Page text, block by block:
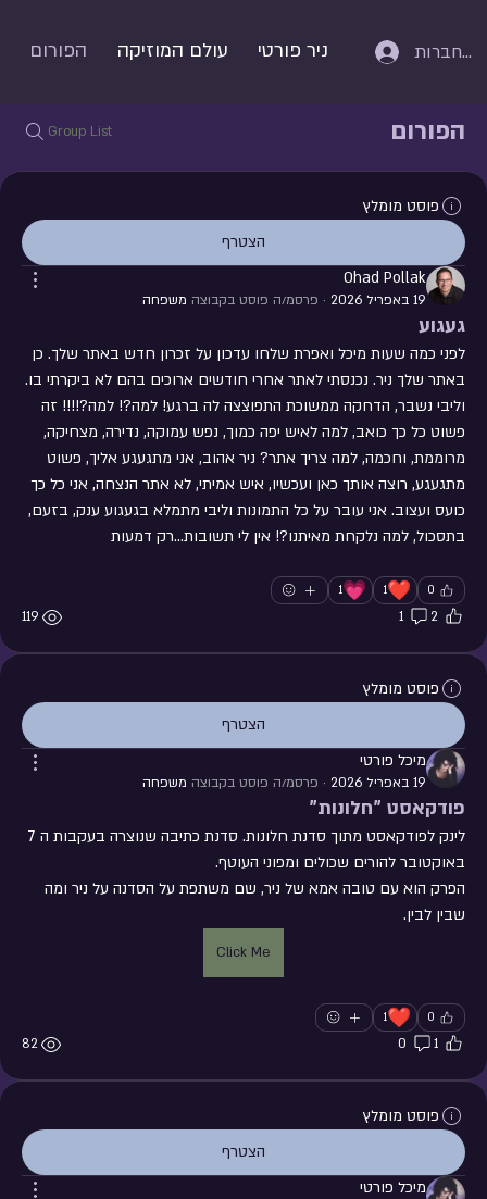
הפורום עולם המוזיקה ניר פורטי התחברות
הפורום Group List
פוסט מומלץ
הצטרף
Ohad Pollak
19 באפריל 2026 · פרסמ/ה פוסט בקבוצה משפחה
געגוע
בתסכול, למה נלקחת מאיתנו?! אין לי תשובות…רק דמעות
0
❤️
1
💗
1
2
1
119
פוסט מומלץ
הצטרף
מיכל פורטי
19 באפריל 2026 · פרסמ/ה פוסט בקבוצה משפחה
פודקאסט "חלונות"
באוקטובר להורים שכולים ומפוני העוטף.
שבין לבין.
Click Me
0
❤️
1
1
0
82
פוסט מומלץ
הצטרף
מיכל פורטי